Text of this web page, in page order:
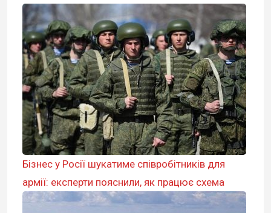
Бізнес у Росії шукатиме співробітників для
армії: експерти пояснили, як працює схема